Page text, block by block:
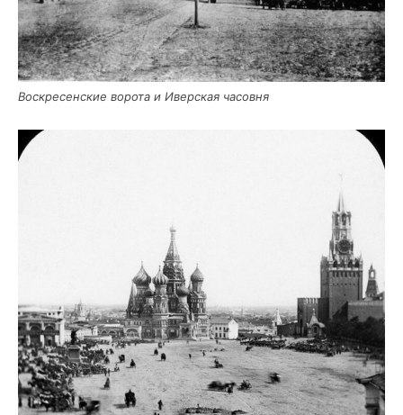
Вос­кре­сен­ские воро­та и Ивер­ская часовня